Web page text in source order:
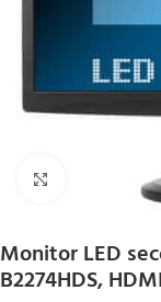
Click to enlarge
Monitor LED
B2274HDS,